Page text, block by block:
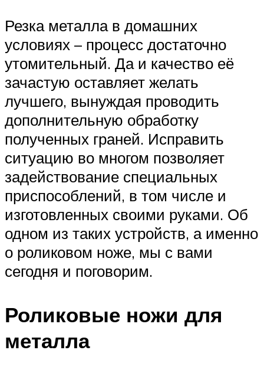
Резка металла в домашних
условиях – процесс достаточно
утомительный. Да и качество её
зачастую оставляет желать
лучшего, вынуждая проводить
дополнительную обработку
полученных граней. Исправить
ситуацию во многом позволяет
задействование специальных
приспособлений, в том числе и
изготовленных своими руками. Об
одном из таких устройств, а именно
о роликовом ноже, мы с вами
сегодня и поговорим.
Роликовые ножи для
металла